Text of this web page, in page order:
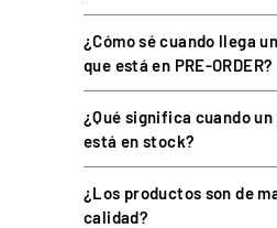
Regulación de altura,
Conjunto completo: no requiere
previo.
ESPECIFICACIONES
¿Cómo sé cuando llega
que está en PRE-ORDER?
¿Qué significa cuando
está en stock?
¿Los productos son de
calidad?